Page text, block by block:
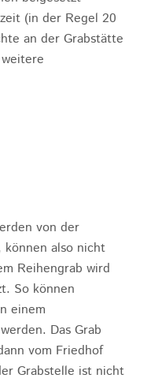
(in der Regel 20
an der Grabstätte
von der
können also nicht
Reihengrab wird
So können
einem
Das Grab
vom Friedhof
Grabstelle ist nicht